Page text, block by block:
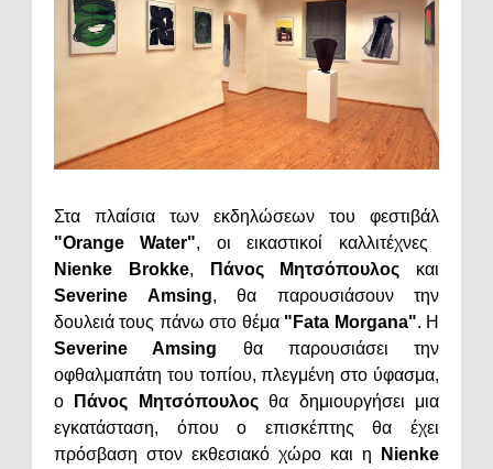
Στα πλαίσια των εκδηλώσεων του φεστιβάλ
"Orange Water", οι εικαστικοί καλλιτέχνες
Nienke Brokke, Πάνος Μητσόπουλος και
Severine Amsing, θα παρουσιάσουν την
δουλειά τους πάνω στο θέμα "Fata Morgana". Η
Severine Amsing θα παρουσιάσει την
οφθαλμαπάτη του τοπίου, πλεγμένη στο ύφασμα,
ο
Πάνος Μητσόπουλοςθα δημιουργήσει μια
εγκατάσταση, όπου ο επισκέπτης θα έχει
πρόσβαση στον εκθεσιακό χώρο και η
Nienke